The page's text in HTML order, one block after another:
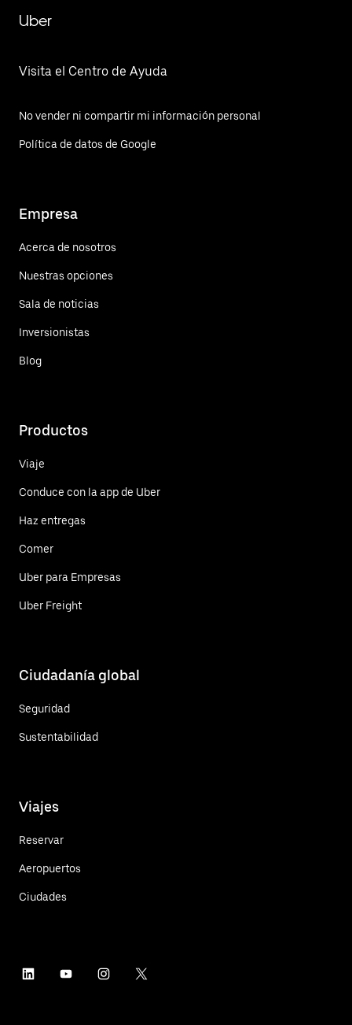
Uber
Visita el Centro de Ayuda
No vender ni compartir mi información personal
Política de datos de Google
Empresa
Acerca de nosotros
Nuestras opciones
Sala de noticias
Inversionistas
Blog
Productos
Viaje
Conduce con la app de Uber
Haz entregas
Comer
Uber para Empresas
Uber Freight
Ciudadanía global
Seguridad
Sustentabilidad
Viajes
Reservar
Aeropuertos
Ciudades